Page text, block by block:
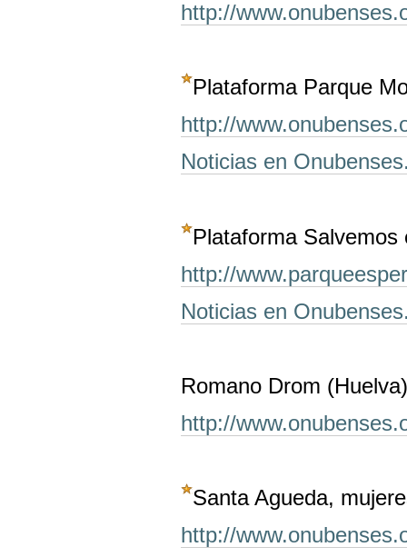
http://
Plataforma Parque
http://
Noticias en
Plataforma
http://
Noticias en
Romano Drom
http://
Santa Agueda,
http://